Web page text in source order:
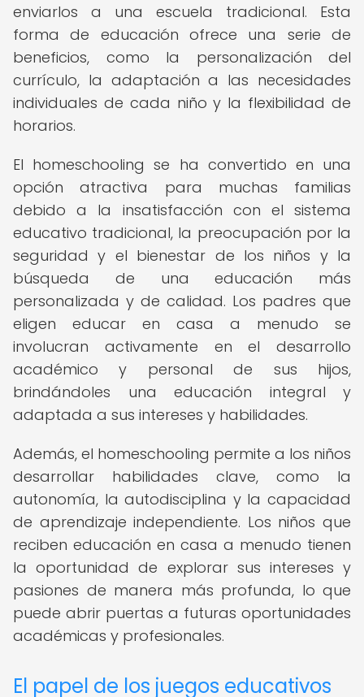
enviarlos a una escuela tradicional. Esta
forma de educación ofrece una serie de
beneficios, como la personalización del
currículo, la adaptación a las necesidades
individuales de cada niño y la flexibilidad de
horarios.
El homeschooling se ha convertido en una
opción atractiva para muchas familias
debido a la insatisfacción con el sistema
educativo tradicional, la preocupación por la
seguridad y el bienestar de los niños y la
búsqueda de una educación más
personalizada y de calidad. Los padres que
eligen educar en casa a menudo se
involucran activamente en el desarrollo
académico y personal de sus hijos,
brindándoles una educación integral y
adaptada a sus intereses y habilidades.
Además, el homeschooling permite a los niños
desarrollar habilidades clave, como la
autonomía, la autodisciplina y la capacidad
de aprendizaje independiente. Los niños que
reciben educación en casa a menudo tienen
la oportunidad de explorar sus intereses y
pasiones de manera más profunda, lo que
puede abrir puertas a futuras oportunidades
académicas y profesionales.
El papel de los juegos educativos